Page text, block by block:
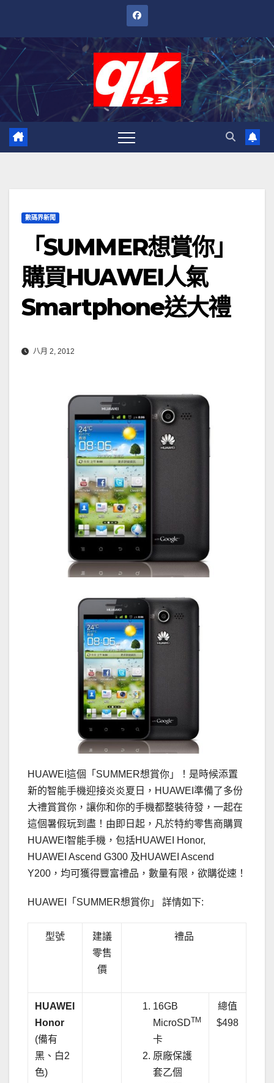
內
數碼界新聞
「SUMMER想賞你」
購買HUAWEI人氣
Smartphone送大禮
八月 2, 2012
HUAWEI這個「SUMMER想賞你」！是時候添置
新的智能手機迎接炎炎夏日，HUAWEI準備了多份
大禮賞賞你，讓你和你的手機都整裝待發，一起在
這個暑假玩到盡！由即日起，凡於特約零售商購買
HUAWEI智能手機，包括HUAWEI Honor,
HUAWEI Ascend G300 及HUAWEI Ascend
Y200，均可獲得豐富禮品，數量有限，欲購從速！
HUAWEI「SUMMER想賞你」 詳情如下:
型號
建議
零售
價
禮品
HUAWEI
Honor
(備有
黑、白2
色)
16GB
MicroSDTM
卡
原廠保護
套乙個
總值
$498